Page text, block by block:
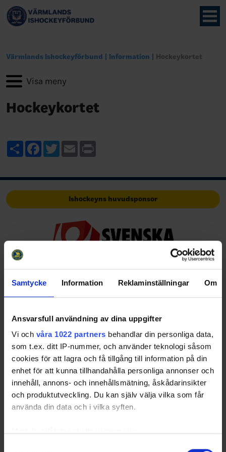
Samtycke Information Reklaminställningar Om
Ansvarsfull användning av dina uppgifter
Vi och våra 1022 partners behandlar din personliga data,
som t.ex. ditt IP-nummer, och använder teknologi såsom
cookies för att lagra och få tillgång till information på din
enhet för att kunna tillhandahålla personliga annonser och
innehåll, annons- och innehållsmätning, åskådarinsikter
och produktutveckling. Du kan själv välja vilka som får
använda din data och i vilka syften.
Värmlands Ishockeyförbund Information Hockeykortet
Hockeykortet
ShareFacebook
TwitterEmail
Ishockeyns huvudsponsor